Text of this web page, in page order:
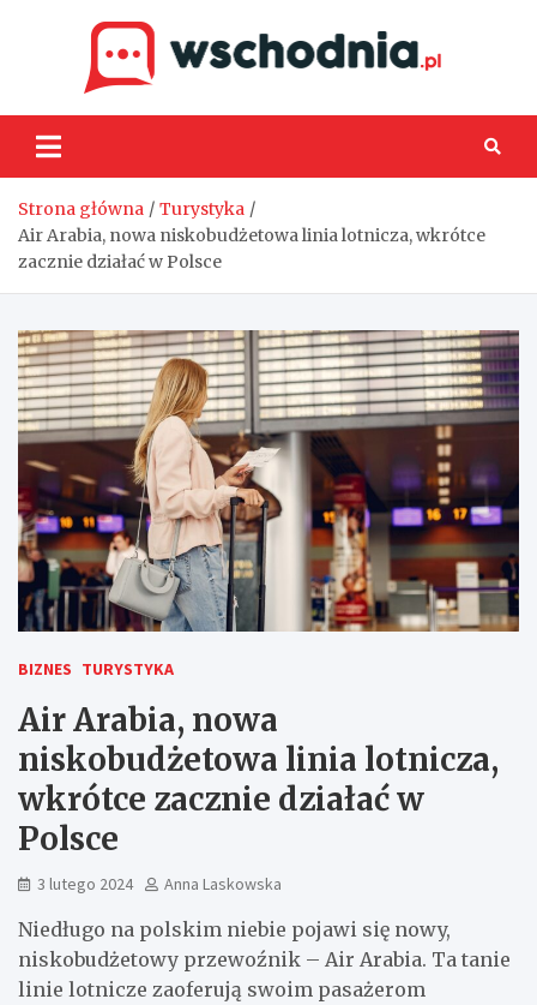
Strona główna
Turystyka
Air Arabia, nowa niskobudżetowa linia lotnicza, wkrótce
zacznie działać w Polsce
BIZNES TURYSTYKA
Air Arabia, nowa
niskobudżetowa linia lotnicza,
wkrótce zacznie działać w
Polsce
3 lutego 2024 Anna Laskowska
Niedługo na polskim niebie pojawi się nowy,
niskobudżetowy przewoźnik – Air Arabia. Ta tanie
linie lotnicze zaoferują swoim pasażerom